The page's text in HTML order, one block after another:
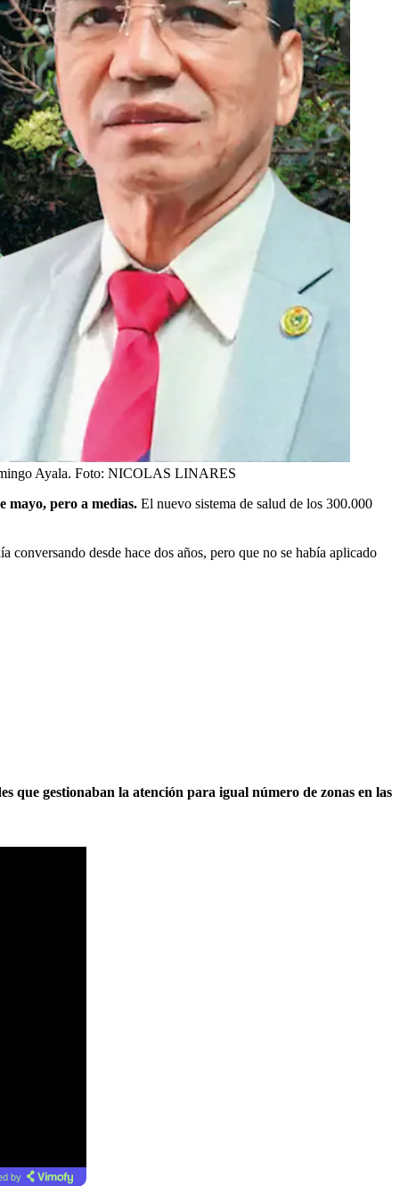
Ayala. Foto: NICOLAS LINARES
mayo, pero a medias. El nuevo sistema de salud de los 300.000
conversando desde hace dos años, pero que no se había aplicado
que gestionaban la atención para igual número de zonas en las
by